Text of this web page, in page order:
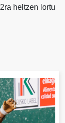
heltzen lortu